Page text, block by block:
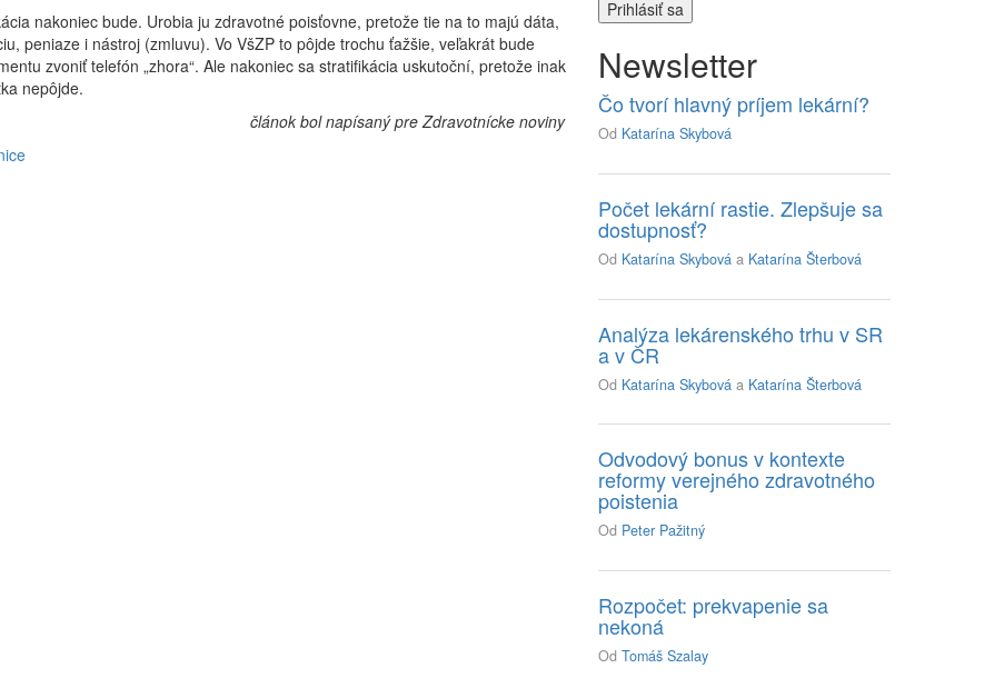
nakoniec bude. Urobia ju zdravotné poisťovne, pretože tie na to majú dáta,
peniaze i nástroj (zmluvu). Vo VšZP to pôjde trochu ťažšie, veľakrát bude
zvoniť telefón „zhora“. Ale nakoniec sa stratifikácia uskutoční, pretože inak
nepôjde.
článok bol napísaný pre Zdravotnícke noviny
Newsletter
Čo tvorí hlavný príjem lekární?
Od Katarína Skybová
Počet lekární rastie. Zlepšuje sa
dostupnosť?
Od Katarína Skybová a Katarína Šterbová
Analýza lekárenského trhu v SR
a v ČR
Od Katarína Skybová a Katarína Šterbová
Odvodový bonus v kontexte
reformy verejného zdravotného
poistenia
Od Peter Pažitný
Rozpočet: prekvapenie sa
nekoná
OdTomáš Szalay